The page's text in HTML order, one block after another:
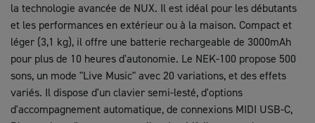
la technologie avancée de NUX. Il est idéal pour les débutants
et les performances en extérieur ou à la maison. Compact et
léger (3,1 kg), il offre une batterie rechargeable de 3000mAh
pour plus de 10 heures d'autonomie. Le NEK-100 propose 500
sons, un mode "Live Music" avec 20 variations, et des effets
variés. Il dispose d'un clavier semi-lesté, d'options
d'accompagnement automatique, de connexions MIDI USB-C,